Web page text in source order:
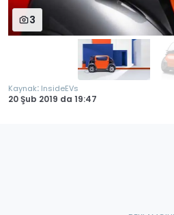
3
Kaynak: InsideEVs
20 Şub 2019 da 19:47